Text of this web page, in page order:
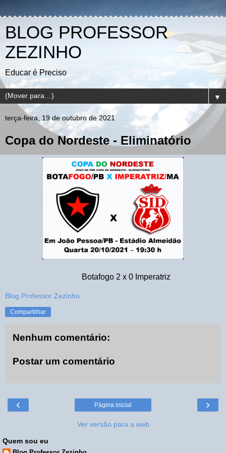
BLOG PROFESSOR
ZEZINHO
Educar é Preciso
▼
terça-feira, 19 de outubro de 2021
Copa do Nordeste - Eliminatório
Botafogo 2 x 0 Imperatriz
Blog Professor Zezinho
Compartilhar
Nenhum comentário:
Postar um comentário
‹ ›
Página inicial
Ver versão para a web
Quem sou eu